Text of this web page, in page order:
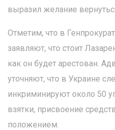
выразил желание
Отметим, что в
заявляют, что стоит
как он будет арестован.
уточняют, что в Украине
инкриминируют около 50
взятки, присвоение
положением.